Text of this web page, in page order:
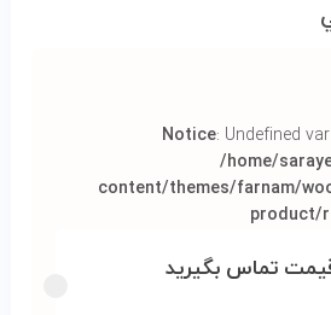
Notice: Undefined
/home/
content/themes/farnam/
product/
تماس بگیرید